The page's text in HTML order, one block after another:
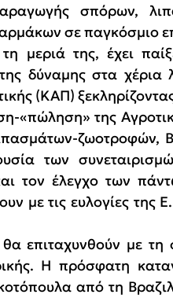
σπόρων,
σε παγκόσμιο
της, έχει
δύναμης στα χέρια
(ΚΑΠ)
«πώληση» της
των
τον έλεγχο των
με τις ευλογίες της
θα επιταχυνθούν με
Η πρόσφατη
από τη